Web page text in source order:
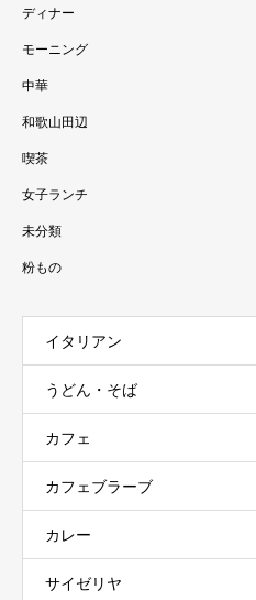
ディナー
モーニング
中華
和歌山田辺
喫茶
女子ランチ
未分類
粉もの
イタリアン
うどん・そば
カフェ
カフェブラーブ
カレー
サイゼリヤ